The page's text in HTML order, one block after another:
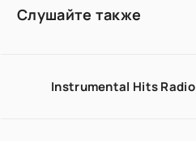
Слушайте также
Instrumental Hits Radio